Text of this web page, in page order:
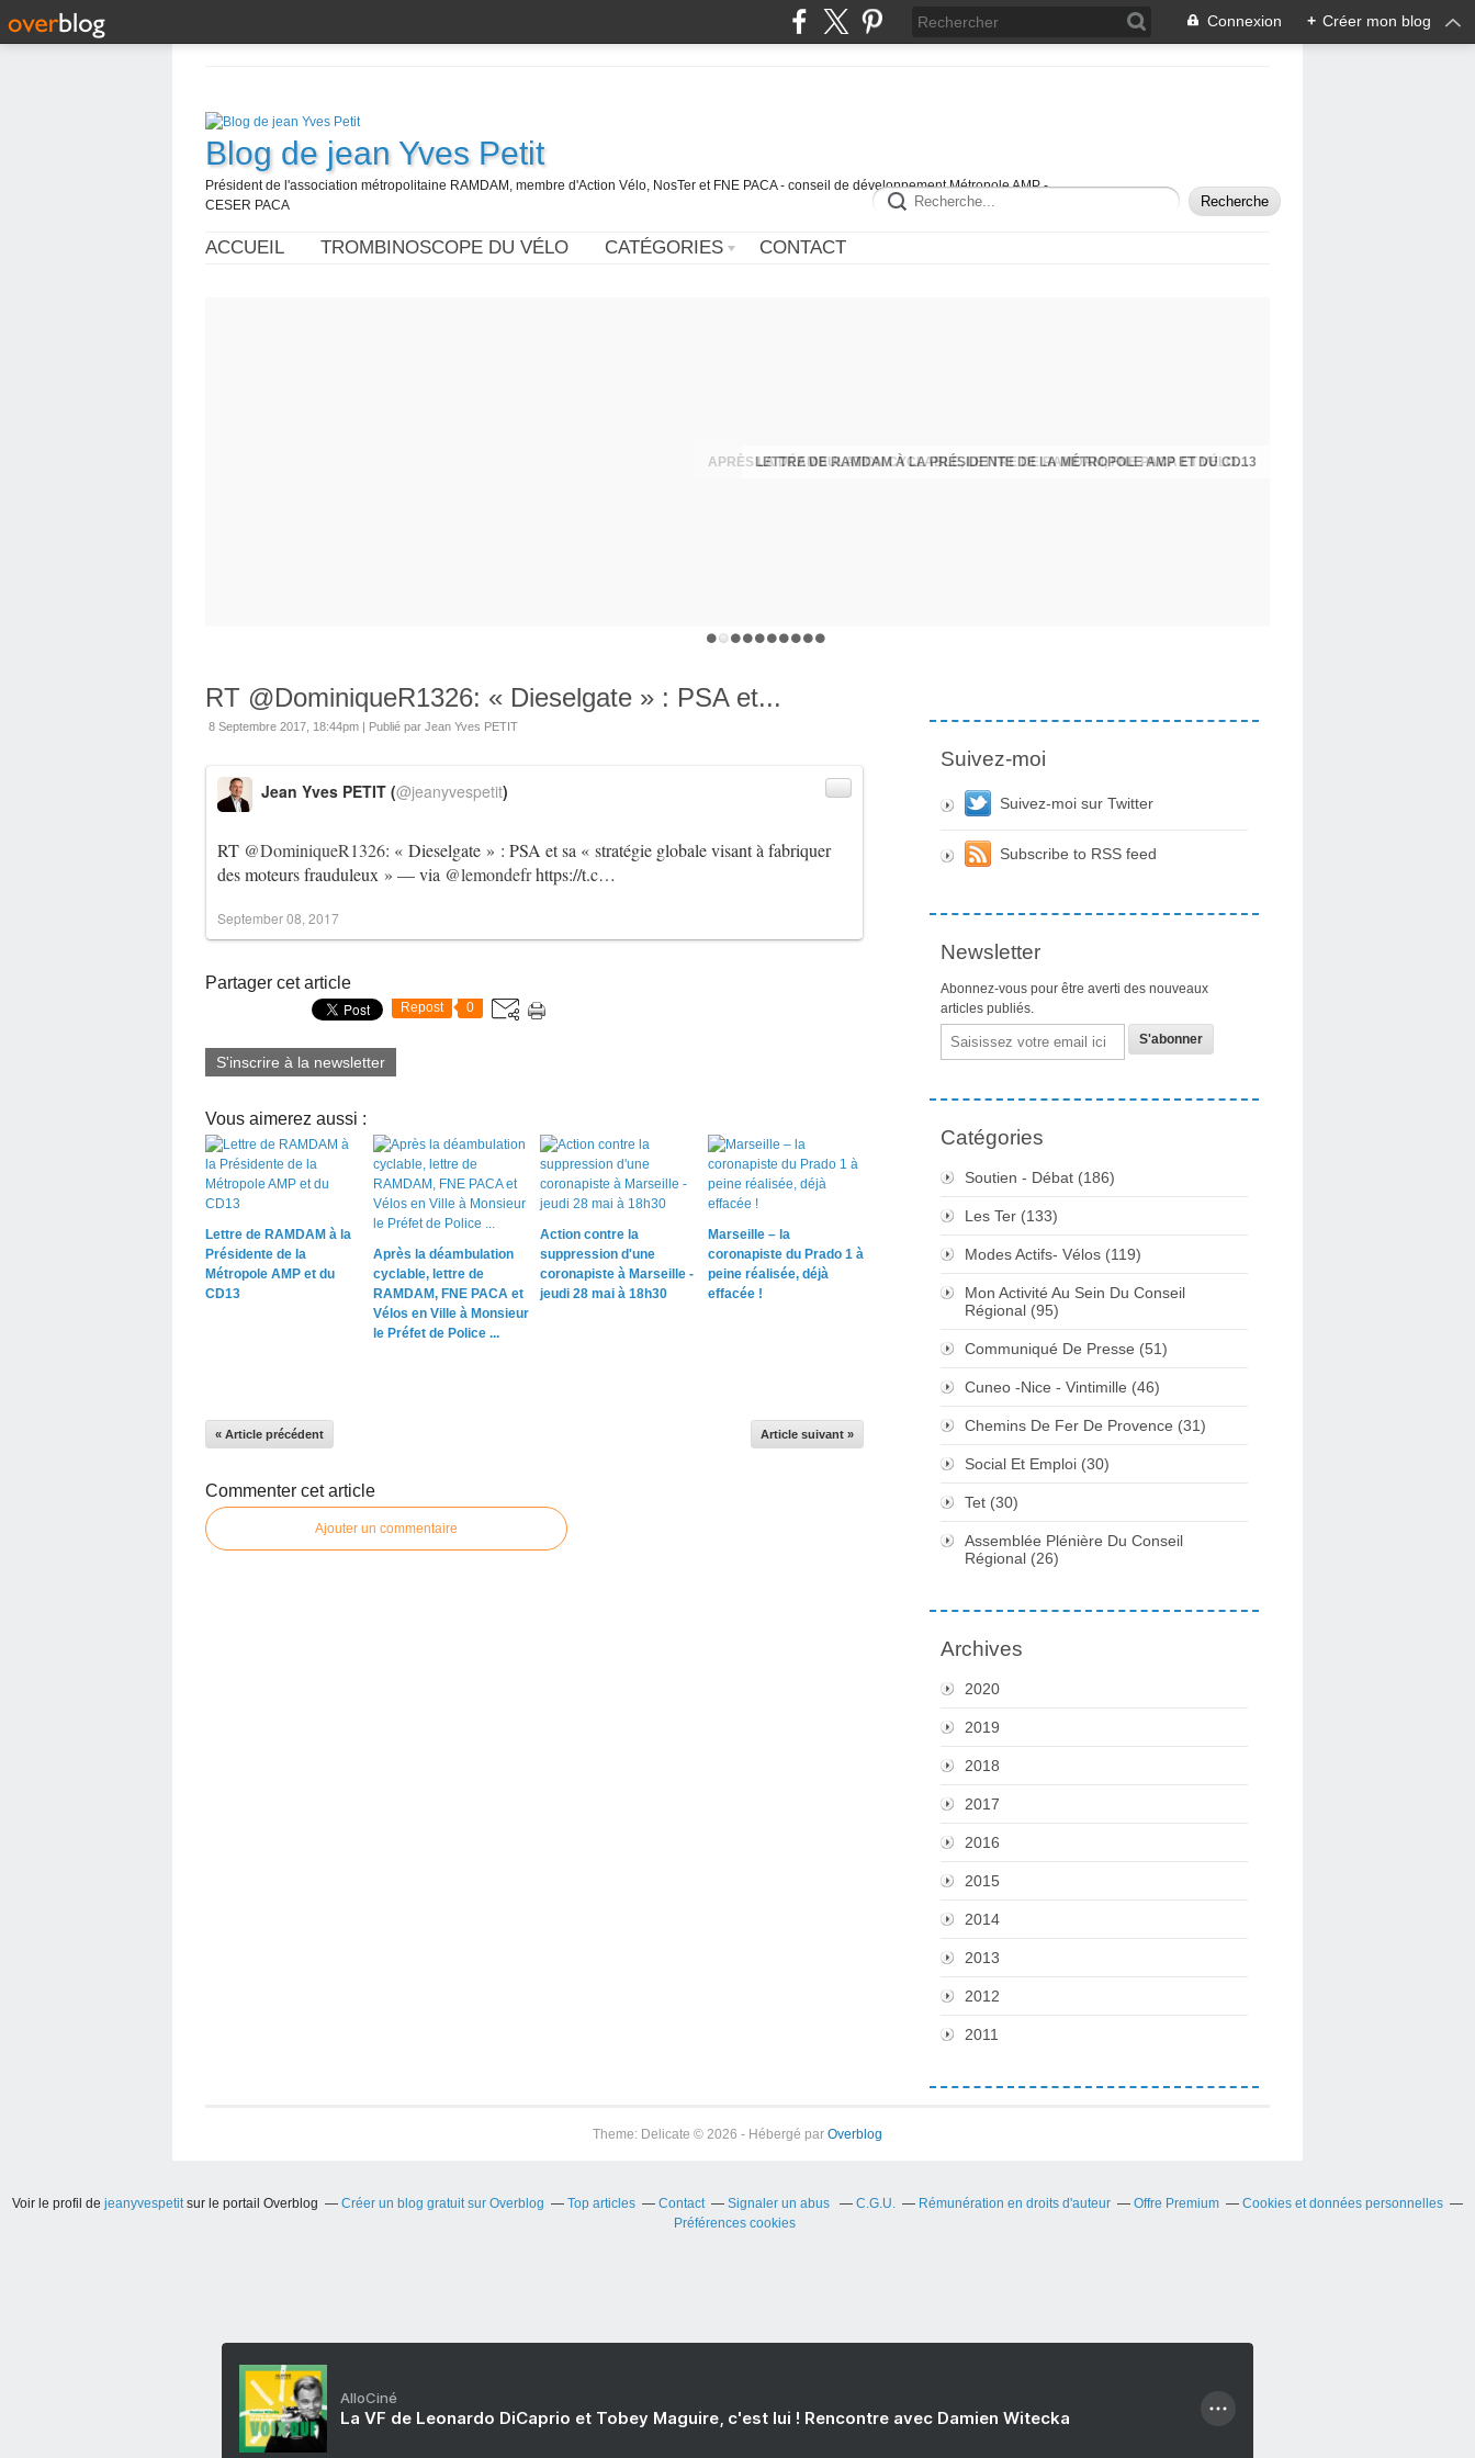
Connexion + Créer mon blog
Blog de jean Yves Petit
Président de l'association métropolitaine RAMDAM, membre d'Action Vélo, NosTer et FNE PACA - conseil de développement Métropole AMP -
CESER PACA
ACCUEIL TROMBINOSCOPE DU VÉLO CATÉGORIES CONTACT
LETTRE DE RAMDAM À LA PRÉSIDENTE DE LA MÉTROPOLE AMP ET DU CD13
APRÈS LA DÉAMBULATION CYCLABLE, LETTRE DE RAMDAM, FNE PACA ET VÉLOS EN VILLE À MONSIEUR LE PRÉFET DE POLICE ...
RT @DominiqueR1326: « Dieselgate » : PSA et...
8 Septembre 2017, 18:44pm | Publié par Jean Yves PETIT
RT @DominiqueR1326: « Dieselgate » : PSA et sa « stratégie globale visant à fabriquer
des moteurs frauduleux » — via @lemondefrhttps://t.c…
Jean Yves PETIT (@jeanyvespetit)
September 08, 2017
Partager cet article
Repost 0
S'inscrire à la newsletter
Vous aimerez aussi :
Lettre de RAMDAM à la
Présidente de la
Métropole AMP et du
CD13
Après la déambulation
cyclable, lettre de
RAMDAM, FNE PACA et
Vélos en Ville à Monsieur
le Préfet de Police ...
Action contre la
suppression d'une
coronapiste à Marseille -
jeudi 28 mai à 18h30
Marseille – la
coronapiste du Prado 1 à
peine réalisée, déjà
effacée !
« Article précédent Article suivant »
Commenter cet article
Ajouter un commentaire
Suivez-moi
Suivez-moi sur Twitter
Subscribe to RSS feed
Newsletter
Abonnez-vous pour être averti des nouveaux
articles publiés.
Email
Catégories
Soutien - Débat (186)
Les Ter (133)
Modes Actifs- Vélos (119)
Mon Activité Au Sein Du Conseil
Régional (95)
Communiqué De Presse (51)
Cuneo -nice - Vintimille (46)
Chemins De Fer De Provence (31)
Social Et Emploi (30)
Tet (30)
Assemblée Plénière Du Conseil
Régional (26)
Archives
2020
2019
2018
2017
2016
2015
2014
2013
2012
2011
Theme: Delicate © 2026 - Hébergé par Overblog
Voir le profil de jeanyvespetitsur le portail Overblog Créer un blog gratuit sur Overblog Top articles Contact Signaler un abus C.G.U. Rémunération en droits d'auteur Offre Premium
Cookies et données personnelles
Préférences cookies
AlloCiné
La VF de Leonardo DiCaprio et Tobey Maguire, c'est lui ! Rencontre avec Damien Witecka